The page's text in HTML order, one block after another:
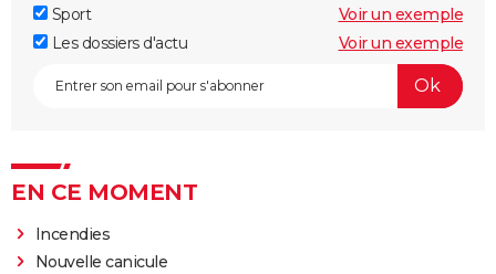
Sport
Voir un exemple
Les dossiers d'actu
Voir un exemple
EN CE MOMENT
Incendies
Nouvelle canicule